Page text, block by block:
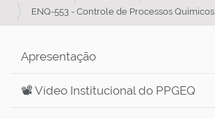
ENQ-553 - Controle de Processos Químicos
Apresentação
📽️ Vídeo Institucional do PPGEQ